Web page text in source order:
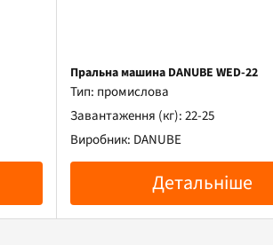
Пральна машина DANUBE WED-22
Тип: промислова
Завантаження (кг): 22-25
Виробник: DANUBE
Детальніше